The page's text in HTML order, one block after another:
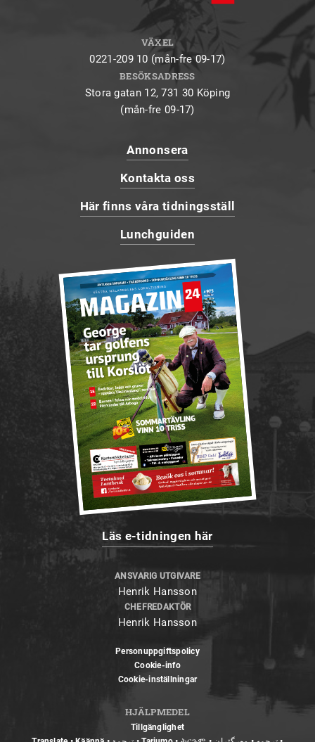
VÄXEL
0221-209 10 (mån-fre 09-17)
BESÖKSADRESS
Stora gatan 12, 731 30 Köping
(mån-fre 09-17)
Annonsera
Kontakta oss
Här finns våra tidningsställ
Lunchguiden
Läs e-tidningen här
ANSVARIG UTGIVARE
Henrik Hansson
CHEFREDAKTÖR
Henrik Hansson
Personuppgiftspolicy
Cookie-info
Cookie-inställningar
HJÄLPMEDEL
Tillgänglighet